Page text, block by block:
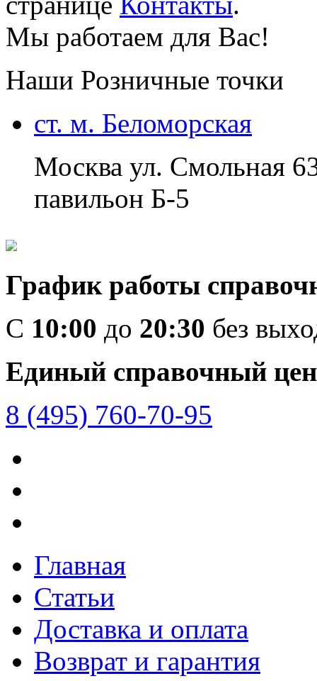
Мы работаем для Вас!
Наши Розничные точки
ст. м. Беломорская
Москва ул. Смольная
павильон Б-5
График работы
C 10:00 до 20:30 без
Единый справочный
8 (495) 760-70-95
Главная
Статьи
Доставка и оплата
Возврат и гарантия